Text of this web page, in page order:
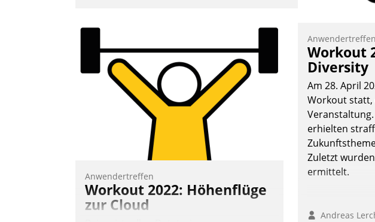
Anwendertreffen
Workout 2022: Höhenflüge
zur Cloud
Anwendertreffen
Workout
Diversity
Am 28. April
Workout statt,
erhielten
Zuletzt
ermittelt.
Andreas